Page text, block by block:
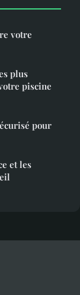
votre
plus
piscine
pour
et les